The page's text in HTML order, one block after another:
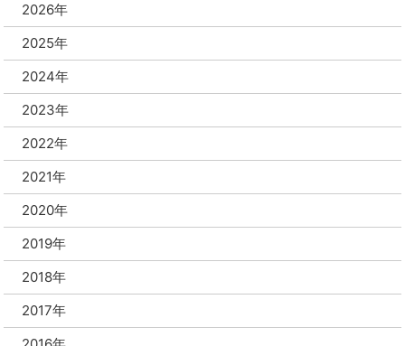
2026年
2025年
2024年
2023年
2022年
2021年
2020年
2019年
2018年
2017年